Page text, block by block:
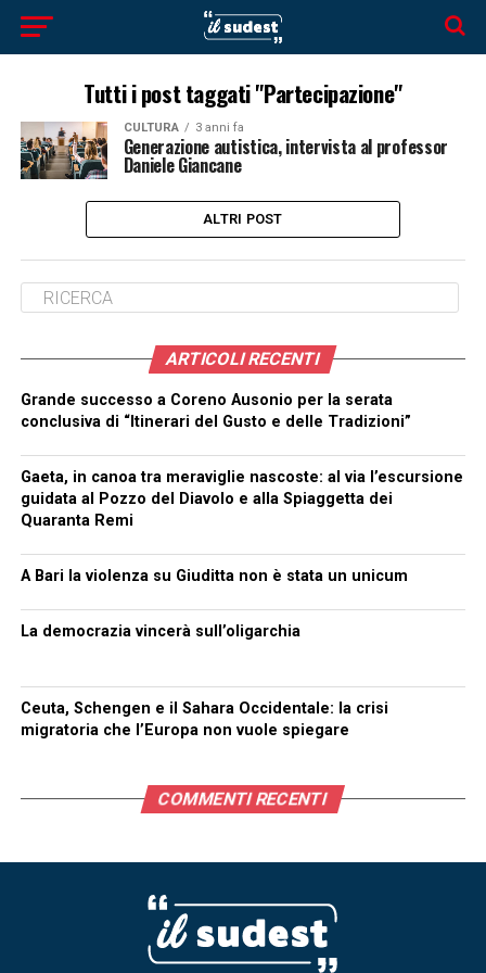
Tutti i post taggati "Partecipazione"
CULTURA 3 anni fa
Generazione autistica, intervista al professor
Daniele Giancane
ALTRI POST
ARTICOLI RECENTI
Grande successo a Coreno Ausonio per la serata
conclusiva di “Itinerari del Gusto e delle Tradizioni”
Gaeta, in canoa tra meraviglie nascoste: al via l’escursione
guidata al Pozzo del Diavolo e alla Spiaggetta dei
Quaranta Remi
A Bari la violenza su Giuditta non è stata un unicum
La democrazia vincerà sull’oligarchia
Ceuta, Schengen e il Sahara Occidentale: la crisi
migratoria che l’Europa non vuole spiegare
COMMENTI RECENTI